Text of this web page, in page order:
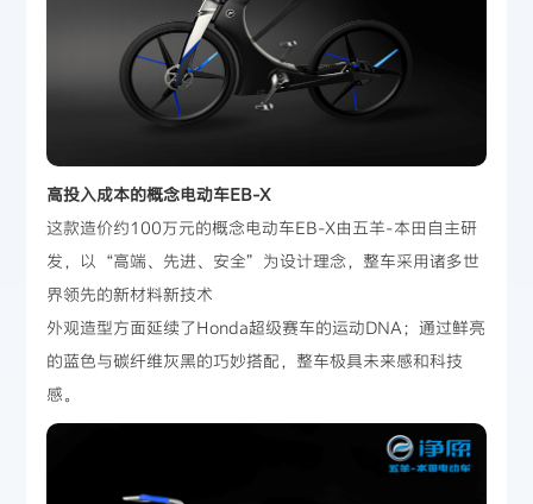
高投入成本的概念电动车EB-X
这款造价约100万元的概念电动车EB-X由五羊-本田自主研
发，以“高端、先进、安全”为设计理念，整车采用诸多世
界领先的新材料新技术
外观造型方面延续了Honda超级赛车的运动DNA；通过鲜亮
的蓝色与碳纤维灰黑的巧妙搭配，整车极具未来感和科技
感。